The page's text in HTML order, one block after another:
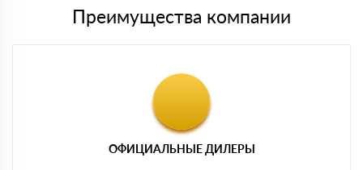
Преимущества компании
ОФИЦИАЛЬНЫЕ ДИЛЕРЫ